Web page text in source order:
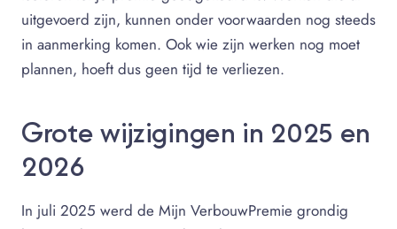
uitgevoerd zijn, kunnen onder voorwaarden nog steeds
in aanmerking komen. Ook wie zijn werken nog moet
plannen, hoeft dus geen tijd te verliezen.
Grote wijzigingen in 2025 en
2026
In juli 2025 werd de Mijn VerbouwPremie grondig